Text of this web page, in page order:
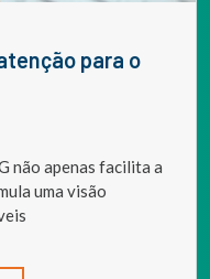
não apenas facilita a
uma visão